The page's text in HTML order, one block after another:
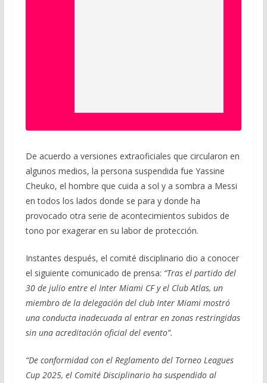
De acuerdo a versiones extraoficiales que circularon en
algunos medios, la persona suspendida fue Yassine
Cheuko, el hombre que cuida a sol y a sombra a Messi
en todos los lados donde se para y donde ha
provocado otra serie de acontecimientos subidos de
tono por exagerar en su labor de protección.
Instantes después, el comité disciplinario dio a conocer
el siguiente comunicado de prensa: “Tras el partido del
30 de julio entre el Inter Miami CF y el Club Atlas, un
miembro de la delegación del club Inter Miami mostró
una conducta inadecuada al entrar en zonas restringidas
sin una acreditación oficial del evento”.
“De conformidad con el Reglamento del Torneo Leagues
Cup 2025, el Comité Disciplinario ha suspendido al